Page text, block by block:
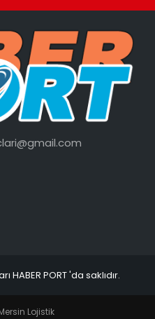
PORT 'da saklıdır.
Lojistik